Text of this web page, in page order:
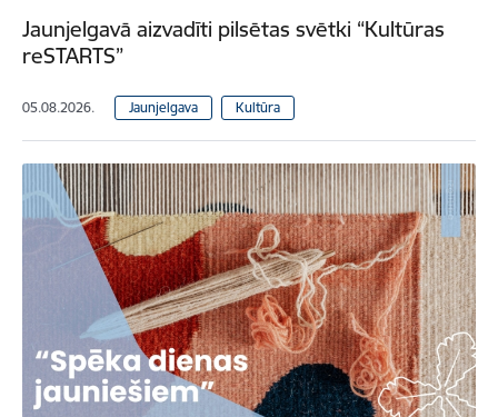
Jaunjelgavā aizvadīti pilsētas svētki “Kultūras
reSTARTS”
05.08.2026. Jaunjelgava Kultūra